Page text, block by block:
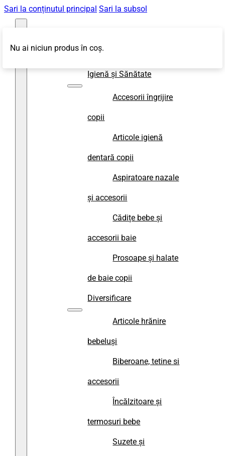
Sari la conținutul principal Sari la subsol
Igienă și Sănătate
Accesorii îngrijire
copii
Articole igienă
dentară copii
Aspiratoare nazale
și accesorii
Cădițe bebe și
accesorii baie
Prosoape și halate
de baie copii
Diversificare
Articole hrănire
bebeluși
Biberoane, tetine si
accesorii
Încălzitoare și
termosuri bebe
Suzete și
Nu ai niciun produs în coș.